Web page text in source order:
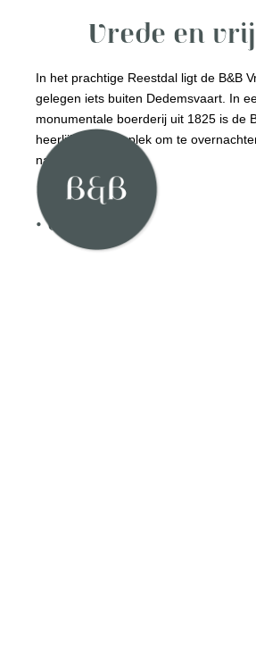
Vrede en
In het prachtige Reestdal ligt de B&B
gelegen iets buiten Dedemsvaart. In
monumentale boerderij uit 1825 is de
heerlijke rustige plek om te
natuur.
• Lees meer